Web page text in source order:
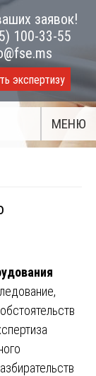
заявок!
100-33-55
экспертизу
МЕНЮ